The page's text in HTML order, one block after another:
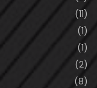
(11)
(1)
(1)
(2)
(8)